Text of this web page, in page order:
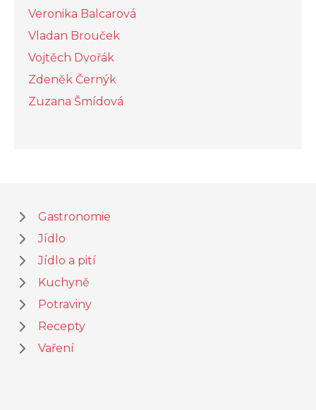
Veronika Balcarová
Vladan Brouček
Vojtěch Dvořák
Zdeněk Černýk
Zuzana Šmídová
Gastronomie
Jídlo
Jídlo a pití
Kuchyně
Potraviny
Recepty
Vaření